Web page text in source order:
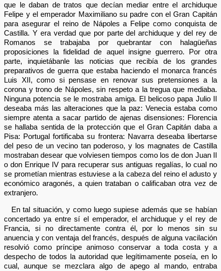
que le daban de tratos que decían mediar entre el archiduque
Felipe y el emperador Maximiliano su padre con el Gran Capitán
para asegurar el reino de Nápoles a Felipe como conquista de
Castilla. Y era verdad que por parte del archiduque y del rey de
Romanos se trabajaba por quebrantar con halagüeñas
proposiciones la fidelidad de aquel insigne guerrero. Por otra
parte, inquietábanle las noticias que recibía de los grandes
preparativos de guerra que estaba haciendo el monarca francés
Luis XII, como si pensase en renovar sus pretensiones a la
corona y trono de Nápoles, sin respeto a la tregua que mediaba.
Ninguna potencia se le mostraba amiga. El belicoso papa Julio II
deseaba más las alteraciones que la paz: Venecia estaba como
siempre atenta a sacar partido de ajenas disensiones: Florencia
se hallaba sentida de la protección que el Gran Capitán daba a
Pisa: Portugal fortificaba su frontera: Navarra deseaba libertarse
del peso de un vecino tan poderoso, y los magnates de Castilla
mostraban desear que volviesen tiempos como los de don Juan II
o don Enrique IV para recuperar sus antiguas regalías, lo cual no
se prometían mientras estuviese a la cabeza del reino el adusto y
económico aragonés, a quien trataban o calificaban otra vez de
extranjero.
En tal situación, y como luego supiese además que se habían
concertado ya entre sí el emperador, el archiduque y el rey de
Francia, si no directamente contra él, por lo menos sin su
anuencia y con ventaja del francés, después de alguna vacilación
resolvió como príncipe animoso conservar a toda costa y a
despecho de todos la autoridad que legítimamente poseía, en lo
cual, aunque se mezclara algo de apego al mando, entraba